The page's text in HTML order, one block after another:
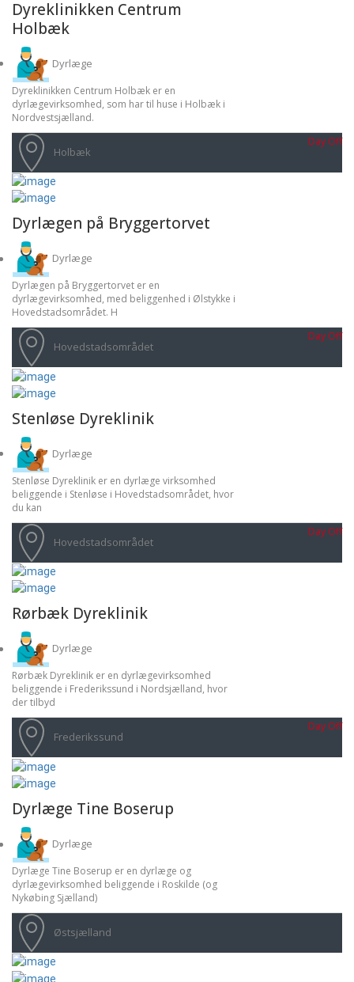
Dyreklinikken Centrum
Holbæk
Dyrlæge
Dyreklinikken Centrum Holbæk er en
dyrlægevirksomhed, som har til huse i Holbæk i
Nordvestsjælland.
Holbæk
Day Off
Dyrlægen på Bryggertorvet
Dyrlæge
Dyrlægen på Bryggertorvet er en
dyrlægevirksomhed, med beliggenhed i Ølstykke i
Hovedstadsområdet. H
Hovedstadsområdet
Day Off
Stenløse Dyreklinik
Dyrlæge
Stenløse Dyreklinik er en dyrlæge virksomhed
beliggende i Stenløse i Hovedstadsområdet, hvor
du kan
Hovedstadsområdet
Day Off
Rørbæk Dyreklinik
Dyrlæge
Rørbæk Dyreklinik er en dyrlægevirksomhed
beliggende i Frederikssund i Nordsjælland, hvor
der tilbyd
Frederikssund
Day Off
Dyrlæge Tine Boserup
Dyrlæge
Dyrlæge Tine Boserup er en dyrlæge og
dyrlægevirksomhed beliggende i Roskilde (og
Nykøbing Sjælland)
Østsjælland